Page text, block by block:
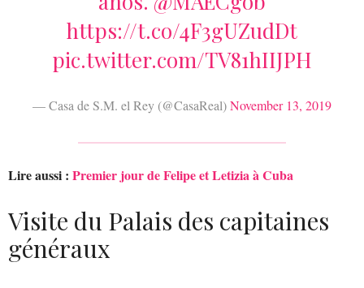
https://t.co/4F3gUZudDt
pic.twitter.com/TV81hIIJPH
— Casa de S.M. el Rey (@CasaReal)November 13, 2019
Lire aussi : Premier jour de Felipe et Letizia à Cuba
Visite du Palais des capitaines
généraux